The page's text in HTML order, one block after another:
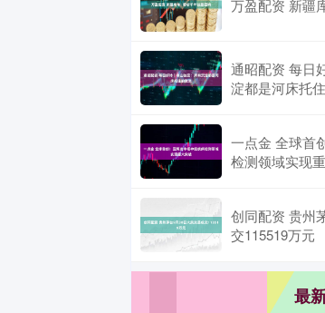
万盈配资 新疆
通昭配资 每日
淀都是河床托
一点金 全球首
检测领域实现
创同配资 贵州
交115519万元
最